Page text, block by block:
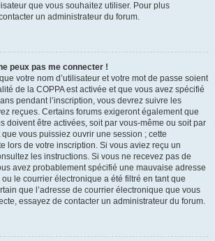
que vous souhaitez utiliser. Pour plus
un administrateur du forum.
peux pas me connecter !
votre nom d’utilisateur et votre mot de passe soient
de la COPPA est activée et que vous avez spécifié
pendant l’inscription, vous devrez suivre les
reçues. Certains forums exigeront également que
doivent être activées, soit par vous-même ou soit par
vous puissiez ouvrir une session ; cette
lors de votre inscription. Si vous aviez reçu un
les instructions. Si vous ne recevez pas de
avez probablement spécifié une mauvaise adresse
le courrier électronique a été filtré en tant que
que l’adresse de courrier électronique que vous
essayez de contacter un administrateur du forum.